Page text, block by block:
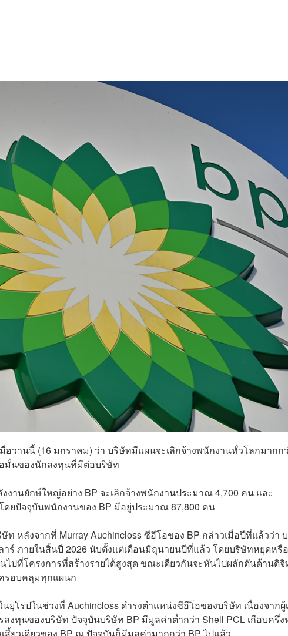
อวานนี้ (16 มกราคม) ว่า บริษัทมีแผนจะเลิกจ้างพนักงานทั่วโลกมากก
มั่นของนักลงทุนที่มีต่อบริษัท
งานยักษ์ใหญ่อย่าง BP จะเลิกจ้างพนักงานประมาณ 4,700 คน และ
ดยปัจจุบันพนักงานของ BP มีอยู่ประมาณ 87,800 คน
หลังจากที่ Murray Auchincloss ซีอีโอของ BP กล่าวเมื่อปีที่แล้วว่า
ร์ ภายในสิ้นปี 2026 นับตั้งแต่เดือนมิถุนายนปีที่แล้ว โดยบริษัทหยุดหรือ
นไปที่โครงการที่สร้างรายได้สูงสุด ขณะเดียวกันจะหันไปผลักดันด้านดิ
รอบคลุมทุกแผนก
โรปในช่วงที่ Auchincloss ดำรงตำแหน่งซีอีโอของบริษัท เนื่องจากผู้
งทุนของบริษัท ปัจจุบันบริษัท BP มีมูลค่าต่ำกว่า Shell PCL เกือบครึ่ง
สี้ยวเดียวของ BP ณ ปัจจุบันก็มีมูลค่ามากกว่า BP ไปแล้ว